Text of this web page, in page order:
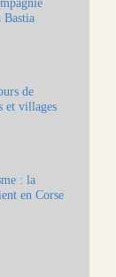
de
et villages
: la
en Corse